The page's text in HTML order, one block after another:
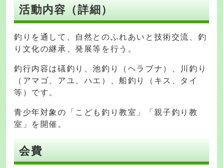
活動内容（詳細）
釣りを通して、自然とのふれあいと技術交流、釣
り文化の継承、発展等を行う。
釣行内容は礒釣り、池釣り（ヘラブナ）、川釣り
（アマゴ、アユ、ハエ）、船釣り（キス、タイ
等）です。
青少年対象の「こども釣り教室」「親子釣り教
室」を開催。
会費